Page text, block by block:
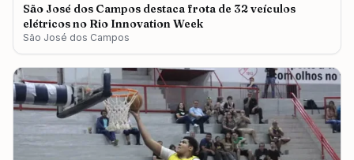
São José dos Campos destaca frota de 32 veículos
elétricos no Rio Innovation Week
São José dos Campos